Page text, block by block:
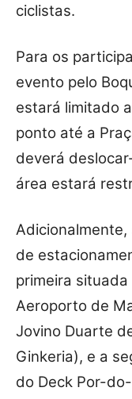
ciclistas.
Para os
evento pelo
estará limitado
ponto até a
deverá
área estará
de
primeira
Aeroporto de
Jovino Duarte
Ginkeria), e a
do Deck Por-